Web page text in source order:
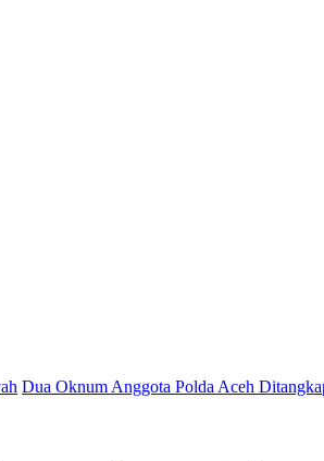
Dua Oknum Anggota Polda Aceh Ditangkap,